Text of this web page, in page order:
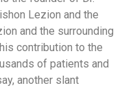
Lezion and the
and the surrounding
contribution to the
of patients and
another slant.